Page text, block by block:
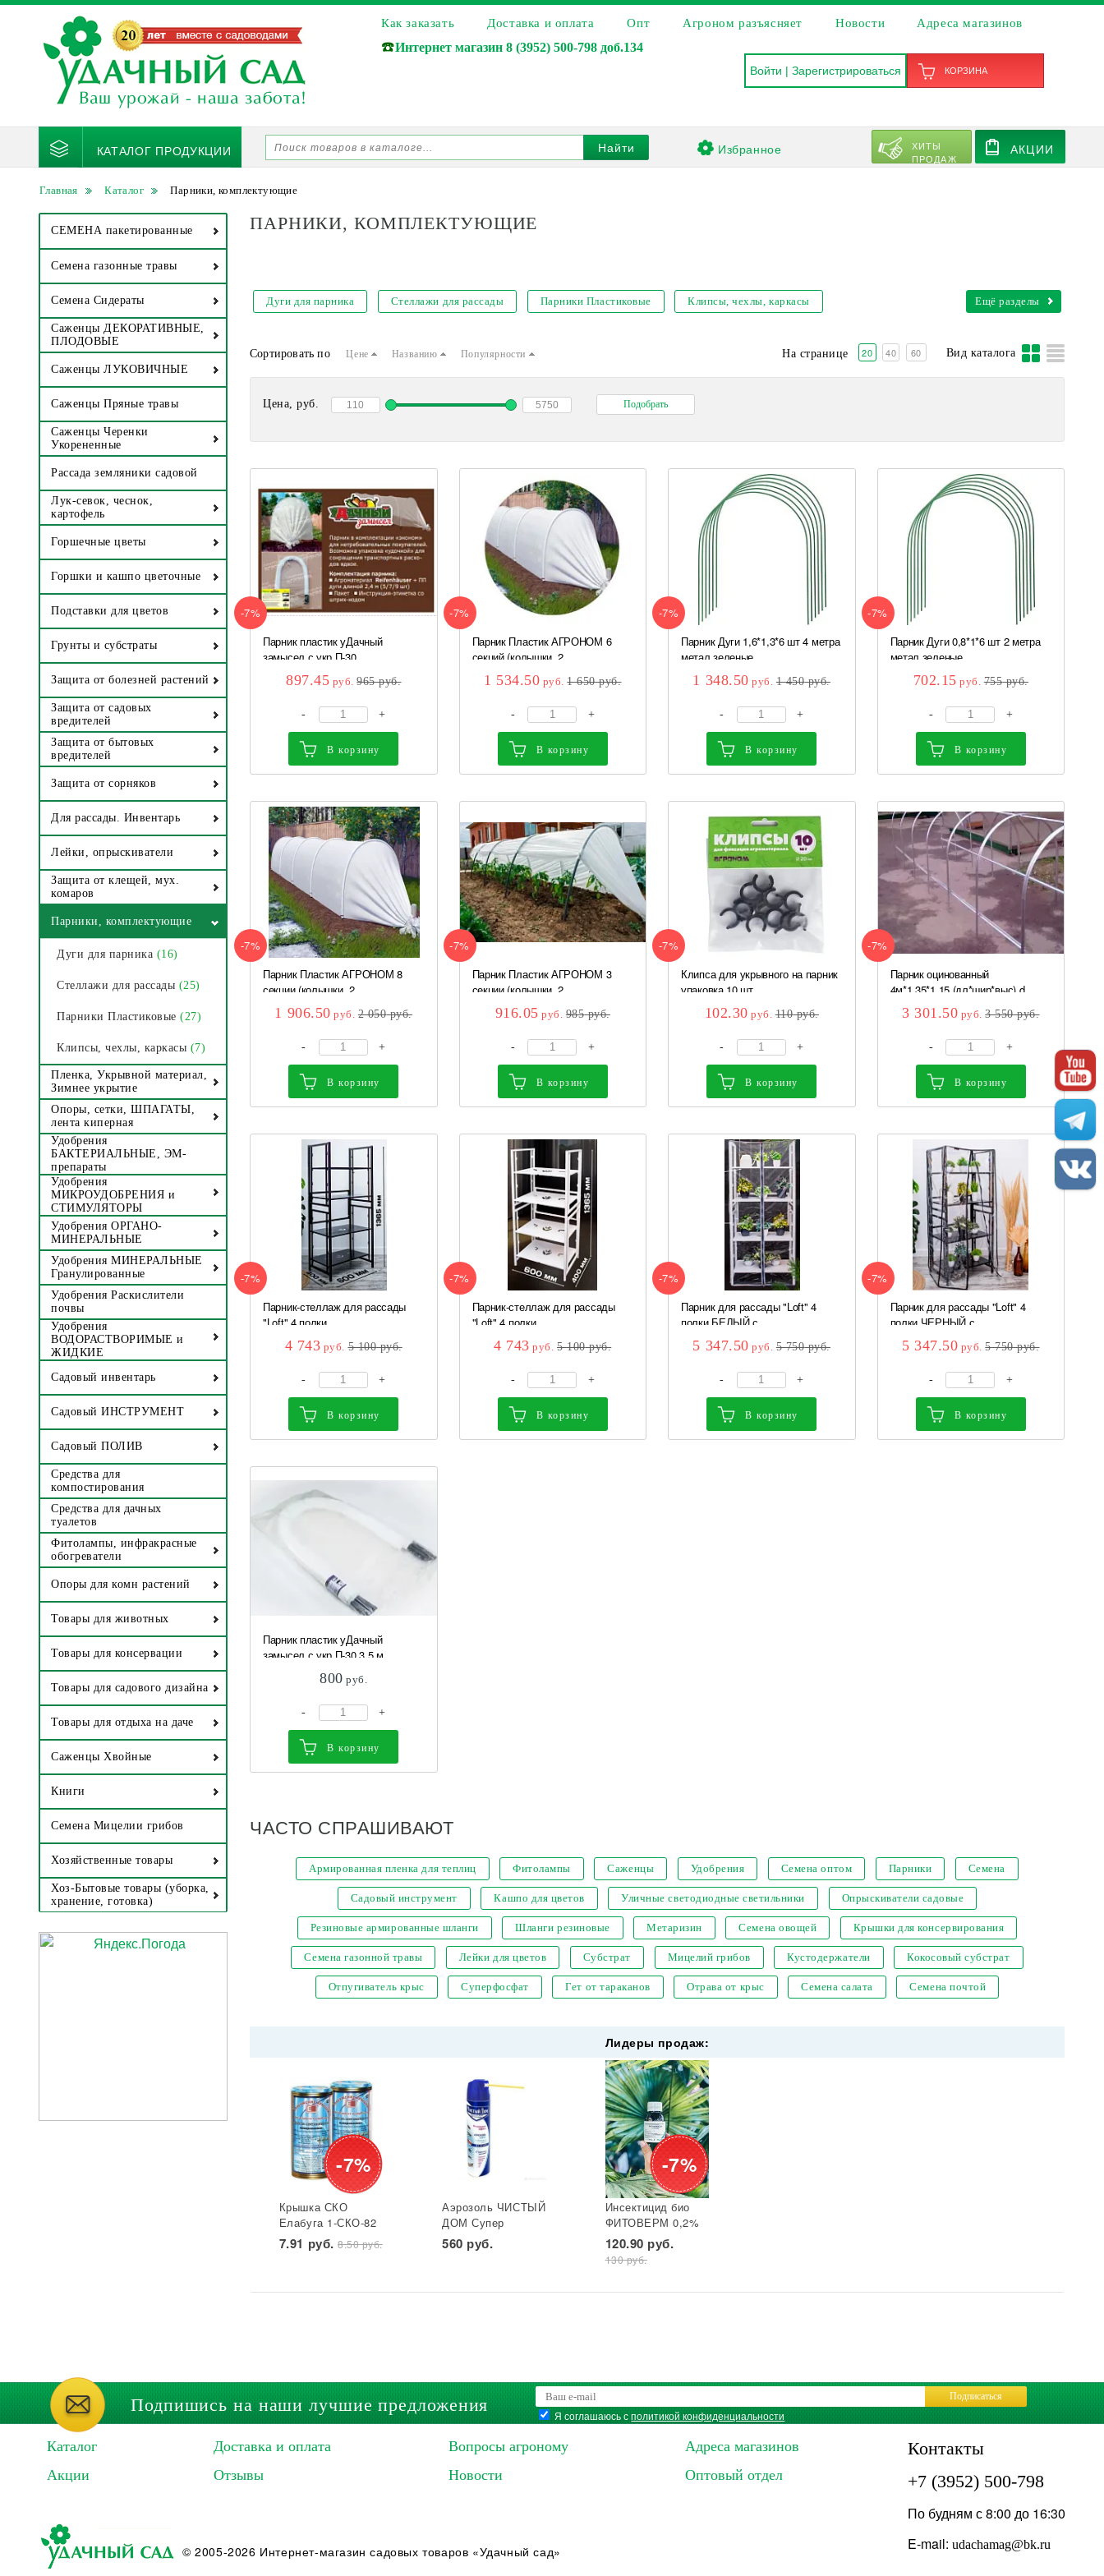
Как заказать Доставка и оплата Опт Агроном разъясняет Новости Адреса магазинов
☎️Интернет магазин 8 (3952) 500-798 доб.134
Войти | Зарегистрироваться КОРЗИНА
КАТАЛОГ ПРОДУКЦИИ Найти Избранное
ХИТЫ
ПРОДАЖ
АКЦИИ
Главная Каталог Парники, комплектующие
СЕМЕНА пакетированные
Семена газонные травы
Семена Сидераты
Саженцы ДЕКОРАТИВНЫЕ,
ПЛОДОВЫЕ
Саженцы ЛУКОВИЧНЫЕ
Саженцы Пряные травы
Саженцы Черенки
Укорененные
Рассада земляники садовой
Лук-севок, чеснок,
картофель
Горшечные цветы
Горшки и кашпо цветочные
Подставки для цветов
Грунты и субстраты
Защита от болезней растений
Защита от садовых
вредителей
Защита от бытовых
вредителей
Защита от сорняков
Для рассады. Инвентарь
Лейки, опрыскиватели
Защита от клещей, мух.
комаров
Парники, комплектующие
Дуги для парника (16)
Стеллажи для рассады (25)
Парники Пластиковые (27)
Клипсы, чехлы, каркасы (7)
Пленка, Укрывной материал,
Зимнее укрытие
Опоры, сетки, ШПАГАТЫ,
лента киперная
Удобрения
БАКТЕРИАЛЬНЫЕ, ЭМ-
препараты
Удобрения
МИКРОУДОБРЕНИЯ и
СТИМУЛЯТОРЫ
Удобрения ОРГАНО-
МИНЕРАЛЬНЫЕ
Удобрения МИНЕРАЛЬНЫЕ
Гранулированные
Удобрения Раскислители
почвы
Удобрения
ВОДОРАСТВОРИМЫЕ и
ЖИДКИЕ
Садовый инвентарь
Садовый ИНСТРУМЕНТ
Садовый ПОЛИВ
Средства для
компостирования
Средства для дачных
туалетов
Фитолампы, инфракрасные
обогреватели
Опоры для комн растений
Товары для животных
Товары для консервации
Товары для садового дизайна
Товары для отдыха на даче
Саженцы Хвойные
Книги
Семена Мицелии грибов
Хозяйственные товары
Хоз-Бытовые товары (уборка,
хранение, готовка)
ПАРНИКИ, КОМПЛЕКТУЮЩИЕ
Дуги для парника Стеллажи для рассады Парники Пластиковые Клипсы, чехлы, каркасы Ещё разделы
Сортировать по Цене Названию Популярности На странице 20 40 60 Вид каталога
Цена, руб.
-7%
Парник пластик уДачный
замысел с укр П-30...
897.45 руб. 965руб.
- +
В корзину
-7%
Парник Пластик АГРОНОМ 6
секций (колышки, 2...
1 534.50 руб. 1 650руб.
- +
В корзину
-7%
Парник Дуги 1,6*1,3*6 шт 4 метра
метал зеленые...
1 348.50 руб. 1 450руб.
- +
В корзину
-7%
Парник Дуги 0,8*1*6 шт 2 метра
метал зеленые...
702.15 руб. 755руб.
- +
В корзину
-7%
Парник Пластик АГРОНОМ 8
секции (колышки, 2...
1 906.50 руб. 2 050руб.
- +
В корзину
-7%
Парник Пластик АГРОНОМ 3
секции (колышки, 2...
916.05 руб. 985руб.
- +
В корзину
-7%
Клипса для укрывного на парник
упаковка 10 шт...
102.30 руб. 110руб.
- +
В корзину
-7%
Парник оцинованный
4м*1,35*1,15 (дл*шир*выс) d
трубы...
3 301.50 руб. 3 550руб.
- +
В корзину
-7%
Парник-стеллаж для рассады
"Loft" 4 полки...
4 743 руб. 5 100руб.
- +
В корзину
-7%
Парник-стеллаж для рассады
"Loft" 4 полки...
4 743 руб. 5 100руб.
- +
В корзину
-7%
Парник для рассады "Loft" 4
полки БЕЛЫЙ с...
5 347.50 руб. 5 750руб.
- +
В корзину
-7%
Парник для рассады "Loft" 4
полки ЧЕРНЫЙ с...
5 347.50 руб. 5 750руб.
- +
В корзину
Парник пластик уДачный
замысел с укр П-30 3,5 м
800 руб.
- +
В корзину
ЧАСТО СПРАШИВАЮТ
Армированная пленка для теплиц Фитолампы Саженцы Удобрения Семена оптом Парники Семена
Садовый инструмент Кашпо для цветов Уличные светодиодные светильники Опрыскиватели садовые
Резиновые армированные шланги Шланги резиновые Метаризин Семена овощей Крышки для консервирования
Семена газонной травы Лейки для цветов Субстрат Мицелий грибов Кустодержатели Кокосовый субстрат
Отпугиватель крыс Суперфосфат Гет от тараканов Отрава от крыс Семена салата Семена почтой
Лидеры продаж:
-7%
Крышка СКО
Елабуга 1-СКО-82
лакированная
Звезда 1/50/600*
7.91 руб.8.50 руб.
Аэрозоль ЧИСТЫЙ
ДОМ Супер
универ. фл 600 мл
(двойное
560 руб.
-7%
Инсектицид био
ФИТОВЕРМ 0,2%
бут 25 мл ВХ 1/30
120.90 руб.
130 руб.
Подпишись на наши лучшие предложения
Я соглашаюсь сполитикой конфиденциальности
Подписаться
Каталог
Акции
Доставка и оплата
Отзывы
Вопросы агроному
Новости
Адреса магазинов
Оптовый отдел
Контакты
+7 (3952) 500-798
По будням с 8:00 до 16:30
E-mail: udachamag@bk.ru
© 2005-2026 Интернет-магазин садовых товаров «Удачный сад»